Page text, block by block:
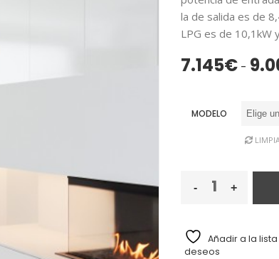
la de salida es de
LPG es de 10,1kW
7.145€ -
MODELO
Añadir a la
deseos